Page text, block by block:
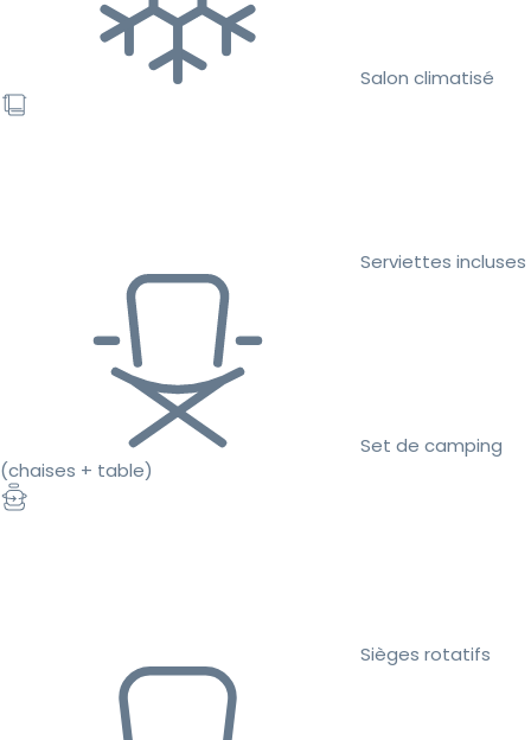
Salon climatisé
Serviettes incluses
Set de camping
(chaises + table)
Sièges rotatifs